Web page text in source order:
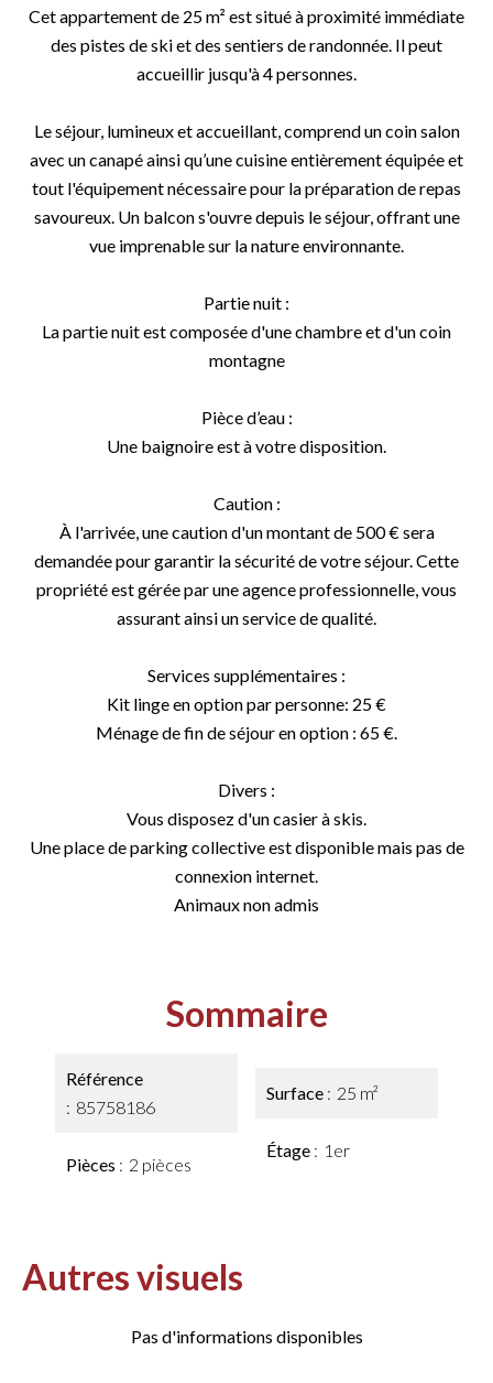
Cet appartement de 25 m² est situé à proximité immédiate
des pistes de ski et des sentiers de randonnée. Il peut
accueillir jusqu'à 4 personnes.
Le séjour, lumineux et accueillant, comprend un coin salon
avec un canapé ainsi qu’une cuisine entièrement équipée et
tout l'équipement nécessaire pour la préparation de repas
savoureux. Un balcon s'ouvre depuis le séjour, offrant une
vue imprenable sur la nature environnante.
Partie nuit :
La partie nuit est composée d'une chambre et d'un coin
montagne
Pièce d’eau :
Une baignoire est à votre disposition.
Caution :
À l'arrivée, une caution d'un montant de 500 € sera
demandée pour garantir la sécurité de votre séjour. Cette
propriété est gérée par une agence professionnelle, vous
assurant ainsi un service de qualité.
Services supplémentaires :
Kit linge en option par personne: 25 €
Ménage de fin de séjour en option : 65 €.
Divers :
Vous disposez d'un casier à skis.
Une place de parking collective est disponible mais pas de
connexion internet.
Animaux non admis
Sommaire
Référence
85758186
Pièces 2 pièces
Surface 25 m²
Étage 1er
Autres visuels
Pas d'informations disponibles